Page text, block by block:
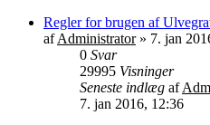
Regler for brugen af
afAdministrator» 7. jan
0 Svar
29995 Visninger
Seneste indlæg af
7. jan 2016, 12:36